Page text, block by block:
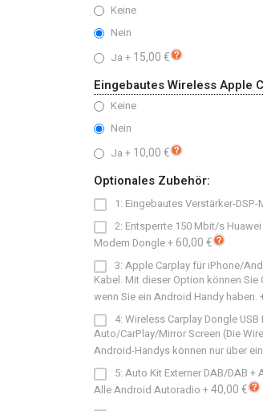
Keine
Nein
Ja + 15,00 €
Eingebautes Wireless Apple
Keine
Nein
Ja + 10,00 €
Optionales Zubehör:
1: Eingebautes Verstärker-
2: Entsperrte 150 Mbit/s Huawei
Modem Dongle+60,00 €
3: Apple Carplay für iPhone/
Kabel. Mit dieser Option können
wenn Sie ein Android Handy haben.
4: Wireless Carplay Dongle
Auto/CarPlay/Mirror Screen (Die
Android-Handys können nur über
5: Auto Kit Externer DAB/DAB
Alle Android Autoradio +40,00 €